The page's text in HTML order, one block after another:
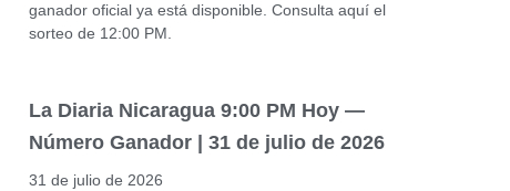
ganador oficial ya está disponible. Consulta aquí el
sorteo de 12:00 PM.
La Diaria Nicaragua 9:00 PM Hoy —
Número Ganador | 31 de julio de 2026
31 de julio de 2026